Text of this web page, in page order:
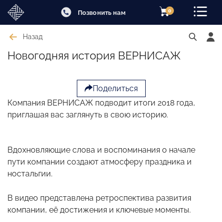
Позвонить нам 0
Назад
Новогодняя история ВЕРНИСАЖ
Компания ВЕРНИСАЖ подводит итоги 2018 года,
приглашая вас заглянуть в свою историю.
Вдохновляющие слова и воспоминания о начале
пути компании создают атмосферу праздника и
ностальгии.
В видео представлена ретроспектива развития
компании, её достижения и ключевые моменты.
Поделиться